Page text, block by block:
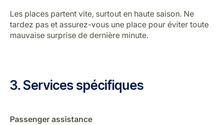
Les places partent vite, surtout en haute saison. Ne
tardez pas et assurez-vous une place pour éviter toute
mauvaise surprise de dernière minute.
3. Services spécifiques
Passenger assistance